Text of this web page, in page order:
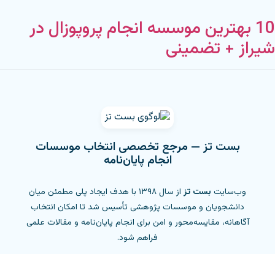
10 بهترین موسسه انجام پروپوزال در
شیراز + تضمینی
بست تز — مرجع تخصصی انتخاب موسسات
انجام پایان‌نامه
وب‌سایت بست تز
از سال ۱۳۹۸ با هدف ایجاد پلی مطمئن میان
دانشجویان و موسسات پژوهشی تأسیس شد تا امکان انتخاب
آگاهانه، مقایسه‌محور و امن برای انجام پایان‌نامه و مقالات علمی
فراهم شود.